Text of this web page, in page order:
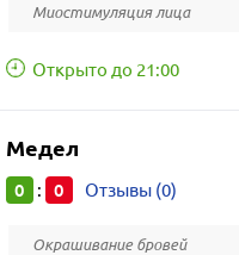
Миостимуляция лица
Открыто до 21:00
Медел
0 : 0 Отзывы (0)
Окрашивание бровей